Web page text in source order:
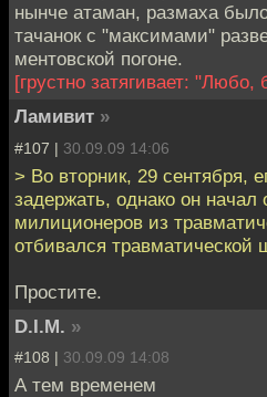
нынче атаман, размаха
тачанок с "максимами"
ментовской погоне.
[грустно затягивает:
Ламивит »
#107 | 30.09.09 14:06
> Во вторник, 29 сентября,
задержать, однако он начал
милиционеров из
отбивался травматической
Простите.
D.I.M. »
#108 | 30.09.09 14:08
А тем временем